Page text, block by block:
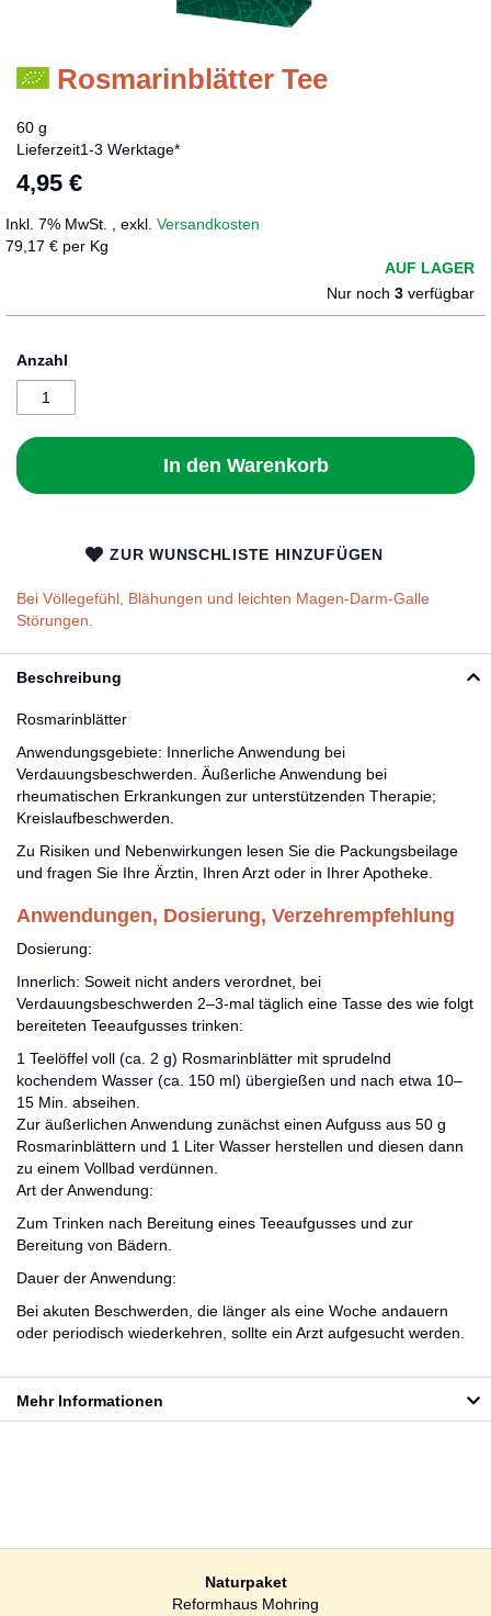
Rosmarinblätter Tee
60 g
Lieferzeit1-3 Werktage*
4,95 €
Inkl. 7% MwSt. exkl. Versandkosten
79,17 € per Kg
AUF LAGER
Nur noch 3 verfügbar
Anzahl
In den Warenkorb
ZUR WUNSCHLISTE HINZUFÜGEN
Bei Völlegefühl, Blähungen und leichten Magen-Darm-Galle
Störungen.
Zum
Bildergalerie
Beschreibung
Rosmarinblätter
Anwendungsgebiete: Innerliche Anwendung bei
Verdauungsbeschwerden. Äußerliche Anwendung bei
rheumatischen Erkrankungen zur unterstützenden Therapie;
Kreislaufbeschwerden.
Zu Risiken und Nebenwirkungen lesen Sie die Packungsbeilage
und fragen Sie Ihre Ärztin, Ihren Arzt oder in Ihrer Apotheke.
Anwendungen, Dosierung, Verzehrempfehlung
Dosierung:
Innerlich: Soweit nicht anders verordnet, bei
Verdauungsbeschwerden 2–3-mal täglich eine Tasse des wie folgt
bereiteten Teeaufgusses trinken:
1 Teelöffel voll (ca. 2 g) Rosmarinblätter mit sprudelnd
kochendem Wasser (ca. 150 ml) übergießen und nach etwa 10–
15 Min. abseihen.
Zur äußerlichen Anwendung zunächst einen Aufguss aus 50 g
Rosmarinblättern und 1 Liter Wasser herstellen und diesen dann
zu einem Vollbad verdünnen.
Art der Anwendung:
Zum Trinken nach Bereitung eines Teeaufgusses und zur
Bereitung von Bädern.
Dauer der Anwendung:
Bei akuten Beschwerden, die länger als eine Woche andauern
oder periodisch wiederkehren, sollte ein Arzt aufgesucht werden.
Mehr Informationen
Naturpaket
Reformhaus Mohring